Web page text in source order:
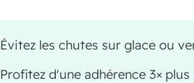
Évitez les chutes sur glace ou
Profitez d'une adhérence 3×